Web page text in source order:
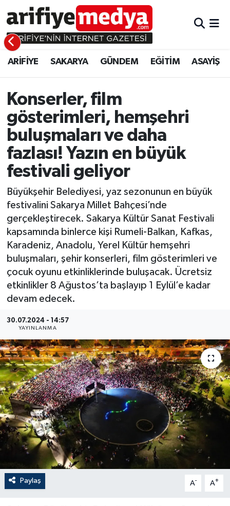
ARİFİYE SAKARYA GÜNDEM EĞİTİM ASAYİŞ
Konserler, film
gösterimleri, hemşehri
buluşmaları ve daha
fazlası! Yazın en büyük
festivali geliyor
Büyükşehir Belediyesi, yaz sezonunun en büyük
festivalini Sakarya Millet Bahçesi’nde
gerçekleştirecek. Sakarya Kültür Sanat Festivali
kapsamında binlerce kişi Rumeli-Balkan, Kafkas,
Karadeniz, Anadolu, Yerel Kültür hemşehri
buluşmaları, şehir konserleri, film gösterimleri ve
çocuk oyunu etkinliklerinde buluşacak. Ücretsiz
etkinlikler 8 Ağustos’ta başlayıp 1 Eylül’e kadar
devam edecek.
30.07.2024 - 14:57
YAYINLANMA
Paylaş A- A+
ARİFİYE
SAKARYA
GÜNDEM
EĞİTİM
ASAYİŞ
EKONOMİ
ARİFİYE
GÜNDEM
EKONOMİ
ASAYİŞ
Sakarya Hava Durumu
Sakarya Namaz Vakitleri
Sakarya Trafik Yoğunluk Haritası
Süper Lig Puan Durumu ve Fikstür
Tüm Manşetler
Son Dakika Haberleri
Haber Arşivi